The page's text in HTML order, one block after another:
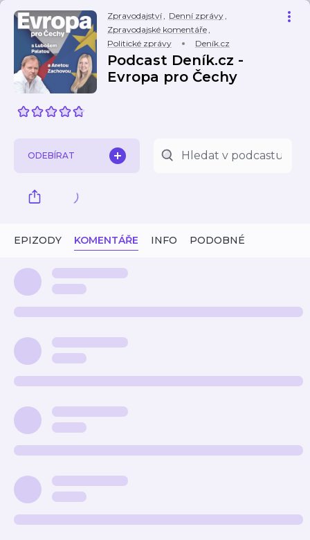
Zpravodajství, Denní zprávy,
Zpravodajské komentáře,
Politické zprávy
Deník.cz
Podcast Deník.cz -
Evropa pro Čechy
ODEBÍRAT
EPIZODY KOMENTÁŘE INFO PODOBNÉ